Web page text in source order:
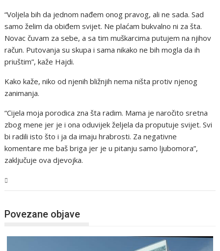
“Voljela bih da jednom nađem onog pravog, ali ne sada. Sad
samo želim da obiđem svijet. Ne plaćam bukvalno ni za šta.
Novac čuvam za sebe, a sa tim muškarcima putujem na njihov
račun. Putovanja su skupa i sama nikako ne bih mogla da ih
priuštim”, kaže Hajdi.
Kako kaže, niko od njenih bližnjih nema ništa protiv njenog
zanimanja.
“Cijela moja porodica zna šta radim. Mama je naročito sretna
zbog mene jer je i ona oduvijek željela da proputuje svijet. Svi
bi radili isto što i ja da imaju hrabrosti. Za negativne
komentare me baš briga jer je u pitanju samo ljubomora”,
zaključuje ova djevojka.
Povezane objave